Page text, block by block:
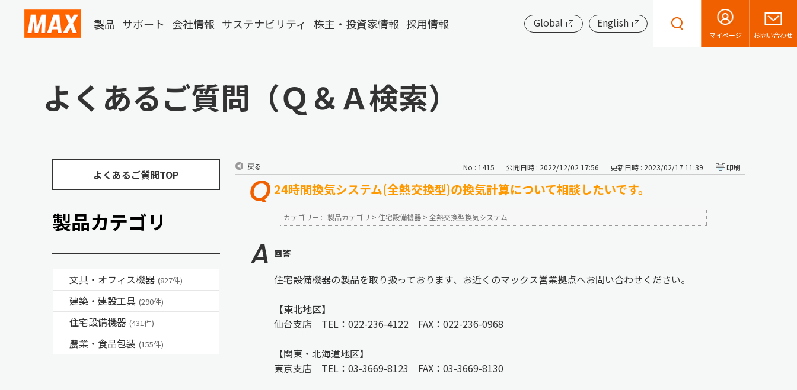
製品 サポート 会社情報 サステナビリティ 株主・投資家情報 採用情報 Global English
マイページ お問い合わせ
よくあるご質問（Ｑ＆Ａ検索）
よくあるご質問TOP
製品カテゴリ
文具・オフィス機器 (827件)
建築・建設工具 (290件)
住宅設備機器 (431件)
農業・食品包装 (155件)
戻る No : 1415 公開日時 : 2022/12/02 17:56 更新日時 : 2023/02/17 11:39 印刷
24時間換気システム(全熱交換型)の換気計算について相談したいです。
カテゴリー : 製品カテゴリ > 住宅設備機器 > 全熱交換型換気システム
回答
住宅設備機器の製品を取り扱っております、お近くのマックス営業拠点へお問い合わせください。
【東北地区】
仙台支店 TEL：022-236-4122 FAX：022-236-0968
【関東・北海道地区】
東京支店 TEL：03-3669-8123 FAX：03-3669-8130